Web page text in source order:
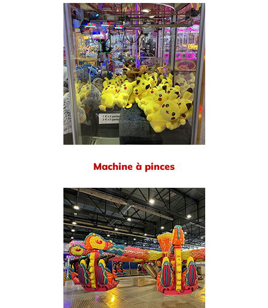
Machine à pinces